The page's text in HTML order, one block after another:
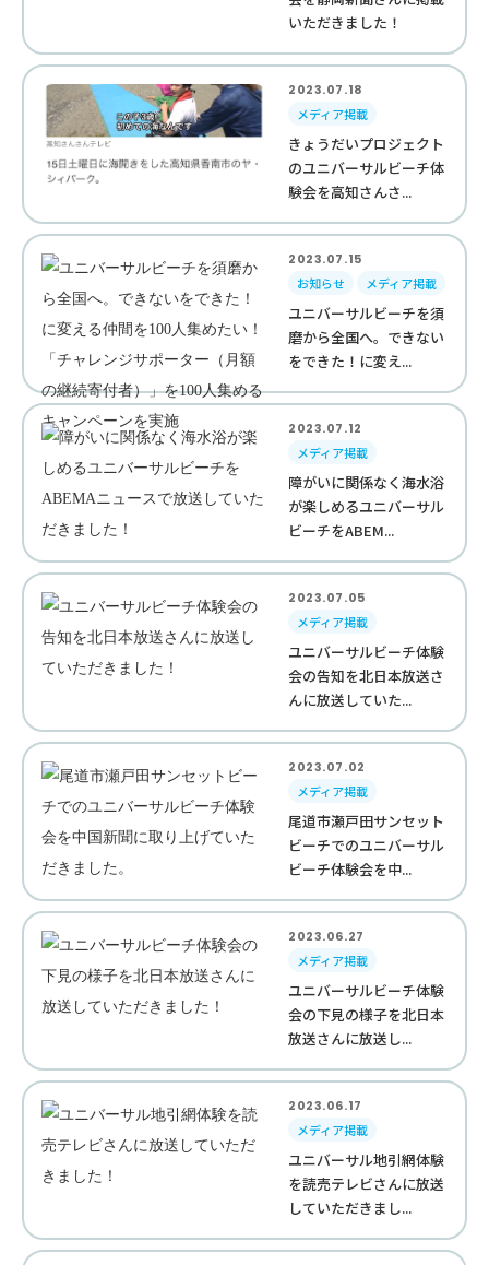
いただきました！
2023.07.18
メディア掲載
きょうだいプロジェクト
のユニバーサルビーチ体
験会を高知さんさ...
2023.07.15
お知らせ
メディア掲載
ユニバーサルビーチを須
磨から全国へ。できない
をできた！に変え...
2023.07.12
メディア掲載
障がいに関係なく海水浴
が楽しめるユニバーサル
ビーチをABEM...
2023.07.05
メディア掲載
ユニバーサルビーチ体験
会の告知を北日本放送さ
んに放送していた...
2023.07.02
メディア掲載
尾道市瀬戸田サンセット
ビーチでのユニバーサル
ビーチ体験会を中...
2023.06.27
メディア掲載
ユニバーサルビーチ体験
会の下見の様子を北日本
放送さんに放送し...
2023.06.17
メディア掲載
ユニバーサル地引網体験
を読売テレビさんに放送
していただきまし...